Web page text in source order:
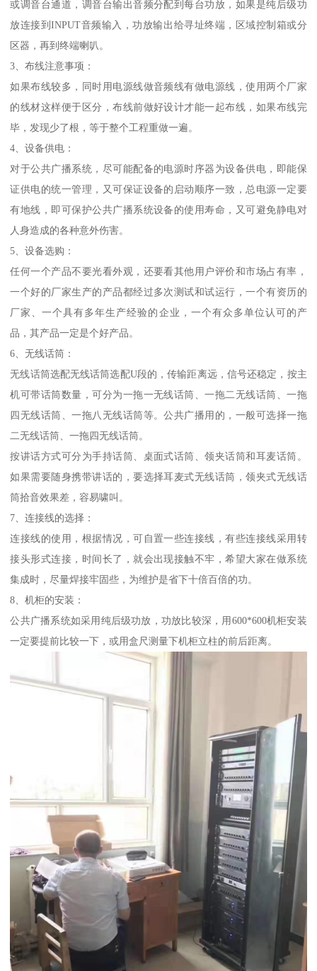
或调音台通道，调音台输出音频分配到每台功放，如果是纯后级功
放连接到INPUT音频输入，功放输出给寻址终端，区域控制箱或分
区器，再到终端喇叭。
3、布线注意事项：
如果布线较多，同时用电源线做音频线有做电源线，使用两个厂家
的线材这样便于区分，布线前做好设计才能一起布线，如果布线完
毕，发现少了根，等于整个工程重做一遍。
4、设备供电：
对于公共广播系统，尽可能配备的电源时序器为设备供电，即能保
证供电的统一管理，又可保证设备的启动顺序一致，总电源一定要
有地线，即可保护公共广播系统设备的使用寿命，又可避免静电对
人身造成的各种意外伤害。
5、设备选购：
任何一个产品不要光看外观，还要看其他用户评价和市场占有率，
一个好的厂家生产的产品都经过多次测试和试运行，一个有资历的
厂家、一个具有多年生产经验的企业，一个有众多单位认可的产
品，其产品一定是个好产品。
6、无线话筒：
无线话筒选配无线话筒选配U段的，传输距离远，信号还稳定，按主
机可带话筒数量，可分为一拖一无线话筒、一拖二无线话筒、一拖
四无线话筒、一拖八无线话筒等。公共广播用的，一般可选择一拖
二无线话筒、一拖四无线话筒。
按讲话方式可分为手持话筒、桌面式话筒、领夹话筒和耳麦话筒。
如果需要随身携带讲话的，要选择耳麦式无线话筒，领夹式无线话
筒拾音效果差，容易啸叫。
7、连接线的选择：
连接线的使用，根据情况，可自置一些连接线，有些连接线采用转
接头形式连接，时间长了，就会出现接触不牢，希望大家在做系统
集成时，尽量焊接牢固些，为维护是省下十倍百倍的功。
8、机柜的安装：
公共广播系统如采用纯后级功放，功放比较深，用600*600机柜安装
一定要提前比较一下，或用盒尺测量下机柜立柱的前后距离。